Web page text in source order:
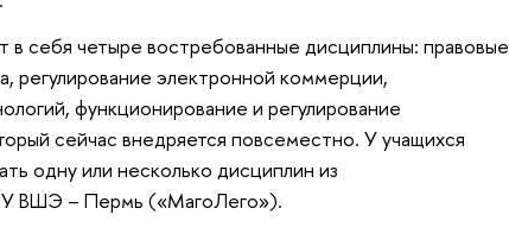
в себя четыре востребованные дисциплины: правовые
регулирование электронной коммерции,
функционирование и регулирование
сейчас внедряется повсеместно. У учащихся
одну или несколько дисциплин из
ВШЭ – Пермь («МагоЛего»).